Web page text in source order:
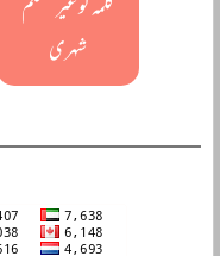
کلمہ گو غیر مسلم
شہری